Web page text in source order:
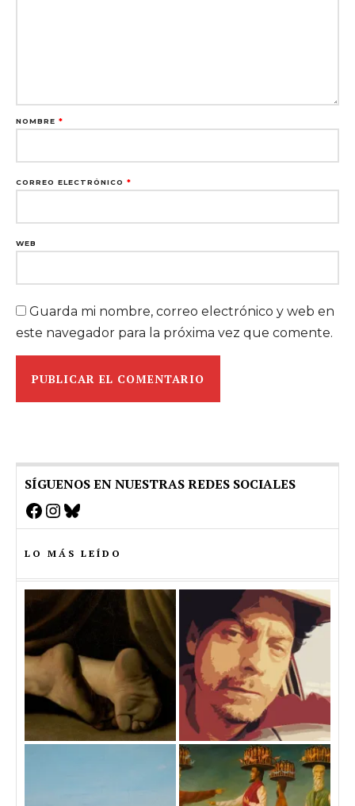
NOMBRE *
CORREO ELECTRÓNICO *
WEB
Guarda mi nombre, correo electrónico y web en
este navegador para la próxima vez que comente.
SÍGUENOS EN NUESTRAS REDES SOCIALES
Facebook
Instagram
Bluesky
LO MÁS LEÍDO